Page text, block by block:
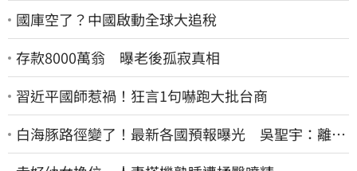
國庫空了？中國啟動全球大追稅
存款8000萬翁 曝老後孤寂真相
習近平國師惹禍！狂言1句嚇跑大批台商
白海豚路徑變了！最新各國預報曝光 吳聖宇：離台
灣又更近一點